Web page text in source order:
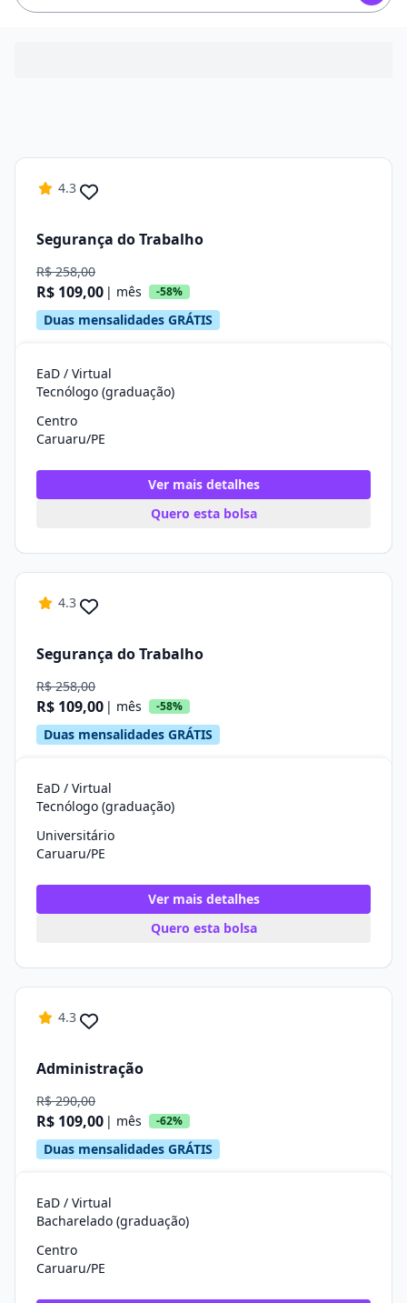
4.3
Segurança do Trabalho
R$ 258,00
R$ 109,00 | mês -58%
Duas mensalidades GRÁTIS
EaD / Virtual
Tecnólogo (graduação)
Centro
Caruaru/PE
Ver mais detalhes
Quero esta bolsa
4.3
Segurança do Trabalho
R$ 258,00
R$ 109,00 | mês -58%
Duas mensalidades GRÁTIS
EaD / Virtual
Tecnólogo (graduação)
Universitário
Caruaru/PE
Ver mais detalhes
Quero esta bolsa
4.3
Administração
R$ 290,00
R$ 109,00 | mês -62%
Duas mensalidades GRÁTIS
EaD / Virtual
Bacharelado (graduação)
Centro
Caruaru/PE